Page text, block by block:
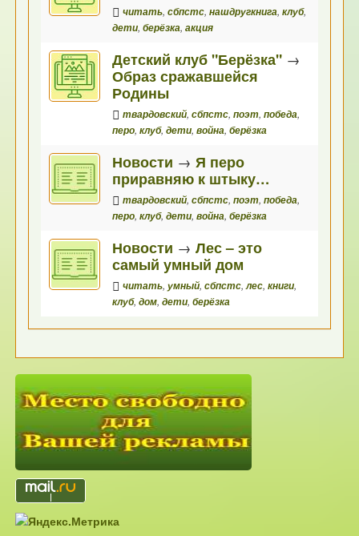
читать,сбпстс,нашдругкнига,клуб,
дети,берёзка,акция
Детский клуб "Берёзка" →
Образ сражавшейся
Родины
твардовский,сбпстс,поэт,победа,
перо,клуб,дети,война,берёзка
Новости →Я перо
приравняю к штыку…
твардовский,сбпстс,поэт,победа,
перо,клуб,дети,война,берёзка
Новости →Лес – это
самый умный дом
читать,умный,сбпстс,лес,книги,
клуб,дом,дети,берёзка